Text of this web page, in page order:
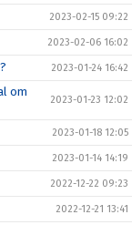
2023-02-15 09:22
2023-02-06 16:02
2023-01-24 16:42
om
2023-01-23 12:02
2023-01-18 12:05
2023-01-14 14:19
2022-12-22 09:23
2022-12-21 13:41